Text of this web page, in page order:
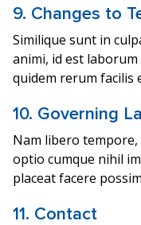
9. Changes to
Similique sunt in
animi, id est
quidem rerum facilis
10. Governing
Nam libero
optio cumque nihil
placeat facere
11. Contact